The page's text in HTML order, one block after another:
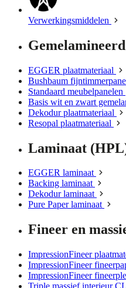
Verwerkingsmiddelen
EGGER plaatmateriaal
Bushbaum
Standaard meubelpanelen
Basis wit en zwart
Dekodur plaatmateriaal
Resopal plaatmateriaal
Laminaat
EGGER laminaat
Backing laminaat
Dekodur laminaat
Pure Paper laminaat
Fineer en
ImpressionFineer
ImpressionFineer
ImpressionFineer